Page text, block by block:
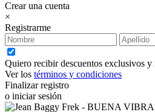
Crear una cuenta
×
Registrarme
Quiero recibir descuentos exclusivos y
Ver los términos y condiciones
Finalizar registro
o iniciar sesión